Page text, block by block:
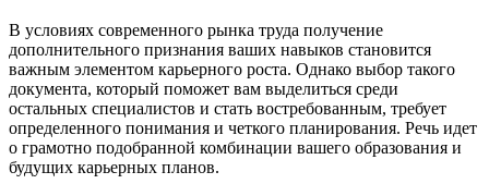
В условиях современного рынка труда получение
дополнительного признания ваших навыков становится
важным элементом карьерного роста. Однако выбор такого
документа, который поможет вам выделиться среди
остальных специалистов и стать востребованным, требует
определенного понимания и четкого планирования. Речь идет
о грамотно подобранной комбинации вашего образования и
будущих карьерных планов.